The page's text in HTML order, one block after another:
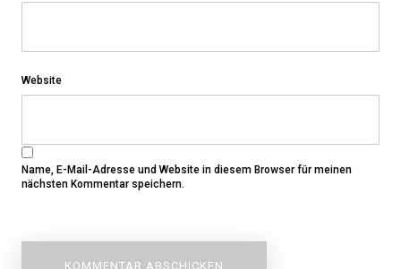
Website
Name, E-Mail-Adresse und Website in diesem Browser für meinen
nächsten Kommentar speichern.